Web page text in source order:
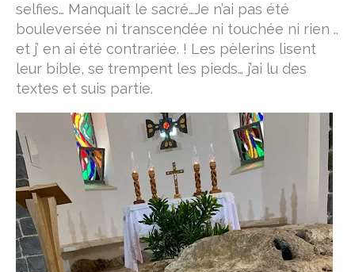
selfies… Manquait le sacré…Je n’ai pas été
bouleversée ni transcendée ni touchée ni rien ..
et j’ en ai été contrariée. ! Les pèlerins lisent
leur bible, se trempent les pieds… j’ai lu des
textes et suis partie.